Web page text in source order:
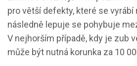
pro větší defekty, které se
následně lepuje se pohybuje
V nejhorším případě, kdy je zub
může být nutná korunka za 10